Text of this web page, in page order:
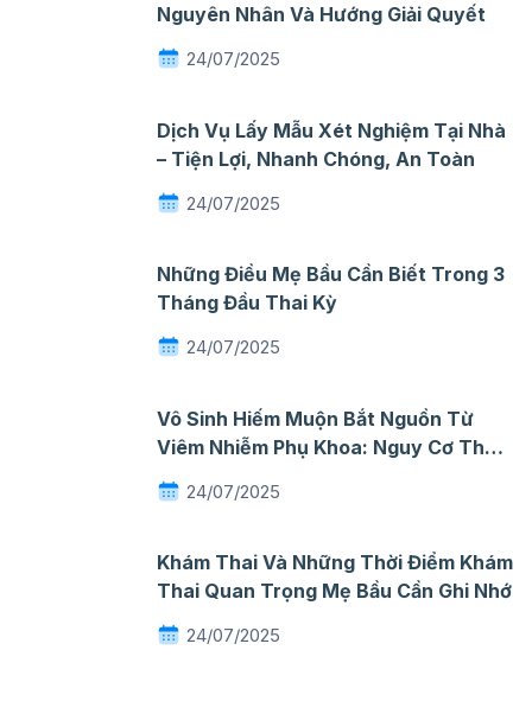
Nguyên Nhân Và Hướng Giải Quyết
24/07/2025
Dịch Vụ Lấy Mẫu Xét Nghiệm Tại Nhà
– Tiện Lợi, Nhanh Chóng, An Toàn
24/07/2025
Những Điều Mẹ Bầu Cần Biết Trong 3
Tháng Đầu Thai Kỳ
24/07/2025
Vô Sinh Hiếm Muộn Bắt Nguồn Từ
Viêm Nhiễm Phụ Khoa: Nguy Cơ Thầm
Lặng Mà Nhiều Phụ Nữ Chủ Quan
24/07/2025
Khám Thai Và Những Thời Điểm Khám
Thai Quan Trọng Mẹ Bầu Cần Ghi Nhớ
24/07/2025